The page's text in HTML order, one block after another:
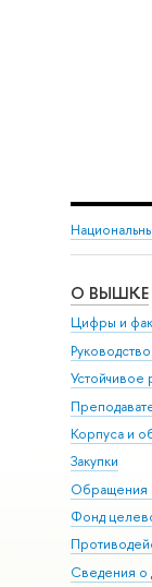
О ВЫШКЕ
Цифры и
Корпуса и
Закупки
Обращения
Фонд
Сведения о